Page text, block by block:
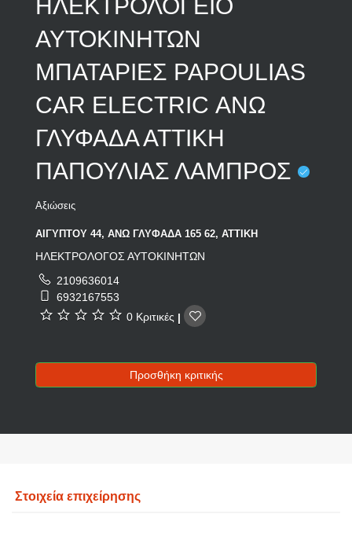
ΗΛΕΚΤΡΟΛΟΓΕΙΟ
ΑΥΤΟΚΙΝΗΤΩΝ
ΜΠΑΤΑΡΙΕΣ PAPOULIAS
CAR ELECTRIC ΑΝΩ
ΓΛΥΦΑΔΑ ΑΤΤΙΚΗ
ΠΑΠΟΥΛΙΑΣ ΛΑΜΠΡΟΣ
Αξιώσεις
ΑΙΓΥΠΤΟΥ 44, ΑΝΩ ΓΛΥΦΑΔΑ 165 62, ΑΤΤΙΚΗ
ΗΛΕΚΤΡΟΛΟΓΟΣ ΑΥΤΟΚΙΝΗΤΩΝ
2109636014
6932167553
0 Κριτικές |
Προσθήκη κριτικής
Στοιχεία επιχείρησης